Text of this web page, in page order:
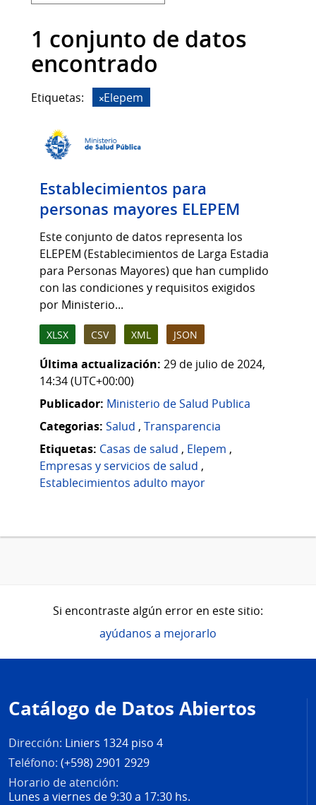
1 conjunto de datos
encontrado
Etiquetas: Elepem
Establecimientos para
personas mayores ELEPEM
Este conjunto de datos representa los
ELEPEM (Establecimientos de Larga Estadia
para Personas Mayores) que han cumplido
con las condiciones y requisitos exigidos
por Ministerio...
XLSX CSV XML JSON
Última actualización: 29 de julio de 2024,
14:34 (UTC+00:00)
Publicador: Ministerio de Salud Publica
Categorias: Salud , Transparencia
Etiquetas: Casas de salud , Elepem ,
Empresas y servicios de salud ,
Establecimientos adulto mayor
Si encontraste algún error en este sitio:
ayúdanos a mejorarlo
de
página
Catálogo de Datos Abiertos
Dirección: Liniers 1324 piso 4
Teléfono: (+598) 2901 2929
Horario de atención:
Lunes a viernes de 9:30 a 17:30 hs.